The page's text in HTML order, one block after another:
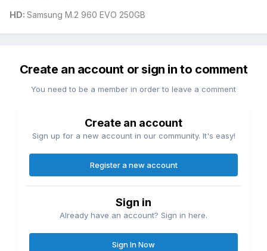
HD: Samsung M.2 960 EVO 250GB
Create an account or sign in to comment
You need to be a member in order to leave a comment
Create an account
Sign up for a new account in our community. It's easy!
Register a new account
Sign in
Already have an account? Sign in here.
Sign In Now